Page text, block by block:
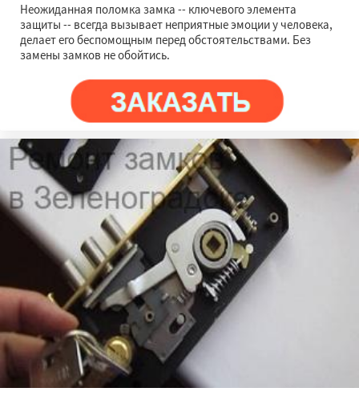
Неожиданная поломка замка -- ключевого элемента
защиты -- всегда вызывает неприятные эмоции у человека,
делает его беспомощным перед обстоятельствами. Без
замены замков не обойтись.